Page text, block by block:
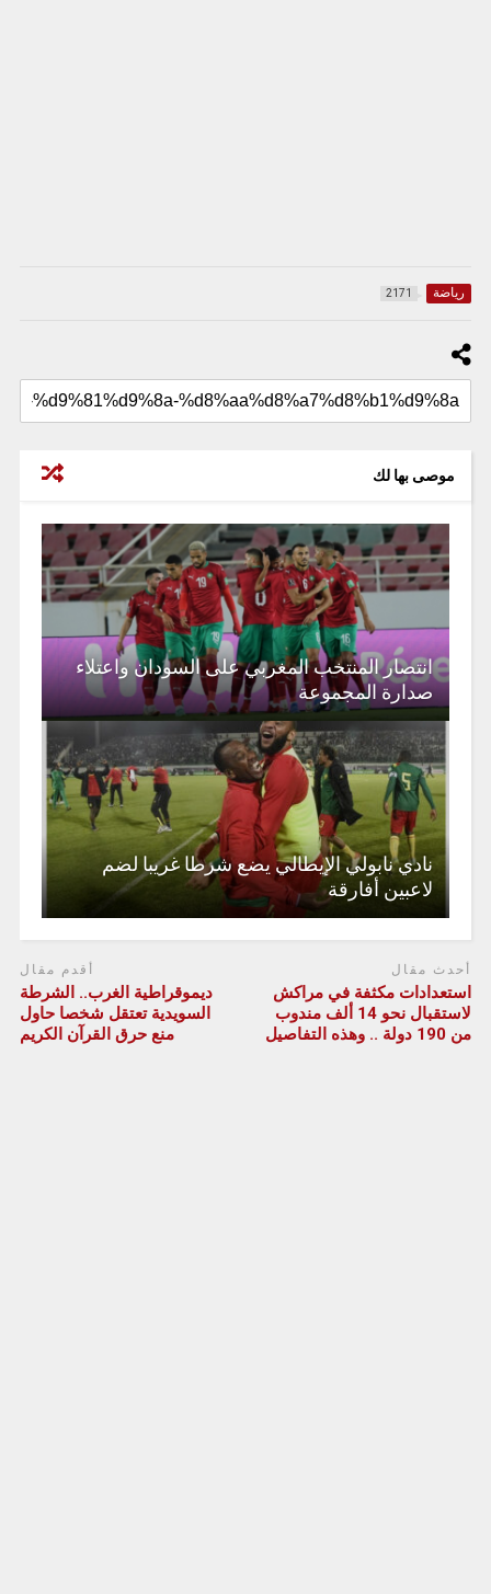
رياضة 2171
موصى بها لك
انتصار المنتخب المغربي على السودان واعتلاء
صدارة المجموعة
نادي نابولي الإيطالي يضع شرطا غريبا لضم
لاعبين أفارقة
أحدث مقال
استعدادات مكثفة في مراكش
لاستقبال نحو 14 ألف مندوب
من 190 دولة .. وهذه التفاصيل
أقدم مقال
ديموقراطية الغرب.. الشرطة
السويدية تعتقل شخصا حاول
منع حرق القرآن الكريم